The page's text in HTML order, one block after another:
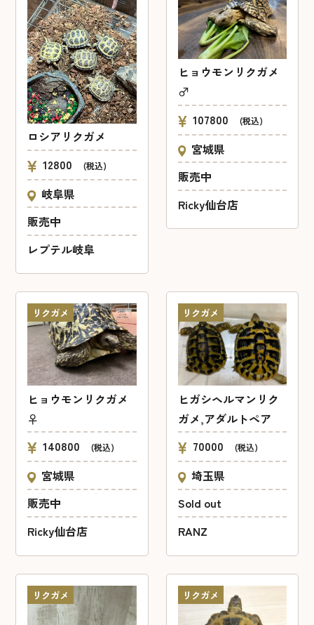
ロシアリクガメ
12800
(税込)
岐阜県
販売中
レプテル岐阜
ヒョウモンリクガメ
♂
107800
(税込)
宮城県
販売中
Ricky仙台店
リクガメ
ヒョウモンリクガメ
♀
140800
(税込)
宮城県
販売中
Ricky仙台店
リクガメ
ヒガシヘルマンリク
ガメ,アダルトペア
70000
(税込)
埼玉県
Sold out
RANZ
リクガメ リクガメ